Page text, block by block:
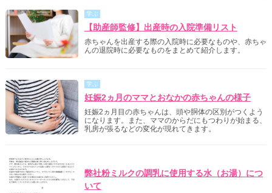
学ぶ
【助産師監修】出産時の入院準備リスト
赤ちゃんを出産する際の入院時に必要なものや、赤ちゃ
んの退院時に必要なものをまとめて紹介します。
学ぶ
妊娠2ヵ月のママとおなかの赤ちゃんの様子
妊娠2ヵ月目の赤ちゃんは、頭や胴体の区別がつくよう
になります。また、ママのからだにもつわりが始まる、
乳房が張るなどの変化が現れてきます。
弊社粉ミルクの調乳に使用する水（お湯）につ
いて